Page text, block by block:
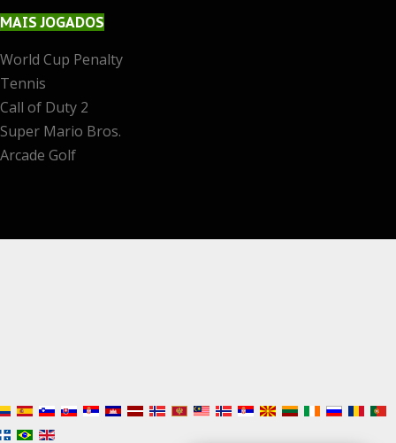
MAISJOGADOS
World Cup Penalty
Tennis
Call of Duty 2
Super Mario Bros.
Arcade Golf